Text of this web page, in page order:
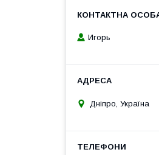
Игорь
Дніпро, Україна